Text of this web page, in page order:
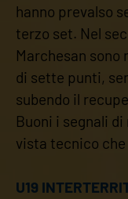
hanno prevalso
terzo set. Nel
Marchesan
di sette punti,
subendo il
Buoni i segnali
vista tecnico
U19